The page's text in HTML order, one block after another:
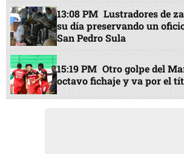
13:08 PM Lustradores de
su día preservando un
San Pedro Sula
15:19 PM Otro golpe del
octavo fichaje y va por el